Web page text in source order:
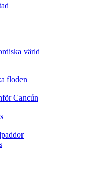
värld
floden
Cancún